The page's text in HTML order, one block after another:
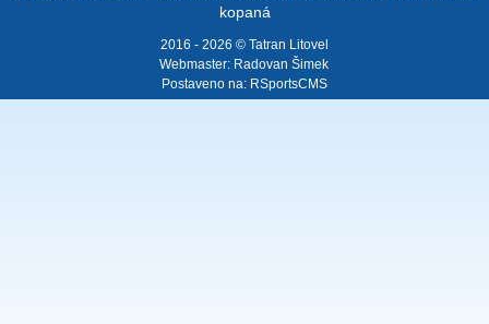
kopaná
2016 - 2026 © Tatran Litovel
Webmaster: Radovan Šimek
Postaveno na: RSportsCMS